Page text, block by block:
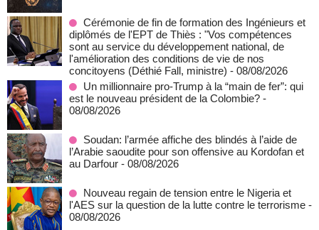
Cérémonie de fin de formation des Ingénieurs et
diplômés de l'EPT de Thiès : "Vos compétences
sont au service du développement national, de
l'amélioration des conditions de vie de nos
concitoyens (Déthié Fall, ministre) - 08/08/2026
Un millionnaire pro-Trump à la “main de fer”: qui
est le nouveau président de la Colombie? -
08/08/2026
Soudan: l’armée affiche des blindés à l’aide de
l’Arabie saoudite pour son offensive au Kordofan et
au Darfour - 08/08/2026
Nouveau regain de tension entre le Nigeria et
l'AES sur la question de la lutte contre le terrorisme -
08/08/2026